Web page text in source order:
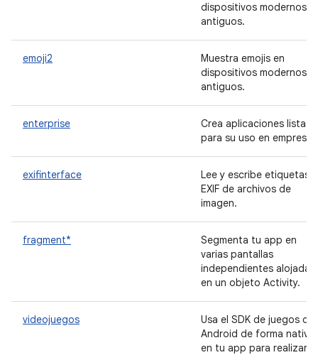
dispositivos modernos y
antiguos.
emoji2
Muestra emojis en
dispositivos modernos y
antiguos.
enterprise
Crea aplicaciones listas
para su uso en
exifinterface
Lee y escribe etiquetas
EXIF de archivos de
imagen.
fragment*
Segmenta tu app en
varias pantallas
independientes alojadas
en un objeto Activity.
videojuegos
Usa el SDK de juegos de
Android de forma nativa
en tu app para realizar